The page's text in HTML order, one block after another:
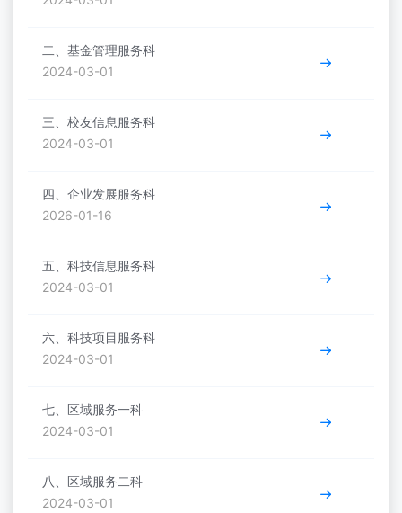
二、基金管理服务科
2024-03-01
三、校友信息服务科
2024-03-01
四、企业发展服务科
2026-01-16
五、科技信息服务科
2024-03-01
六、科技项目服务科
2024-03-01
七、区域服务一科
2024-03-01
八、区域服务二科
2024-03-01